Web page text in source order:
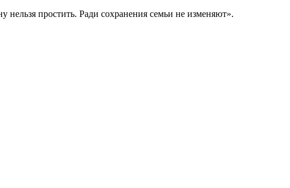
простить. Ради сохранения семьи не изменяют».